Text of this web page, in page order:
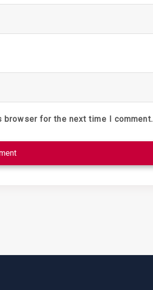
browser for the next time I comment.